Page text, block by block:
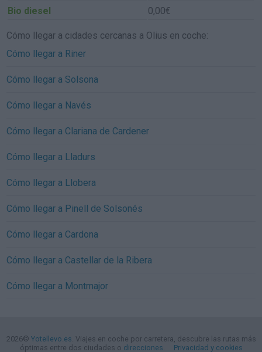
Bio diesel
0,00€
Cómo llegar a cidades cercanas a Olius en coche:
Cómo llegar a Riner
Cómo llegar a Solsona
Cómo llegar a Navés
Cómo llegar a Clariana de Cardener
Cómo llegar a Lladurs
Cómo llegar a Llobera
Cómo llegar a Pinell de Solsonés
Cómo llegar a Cardona
Cómo llegar a Castellar de la Ribera
Cómo llegar a Montmajor
2026© Yotellevo.es. Viajes en coche por carretera, descubre las rutas más
óptimas entre dos ciudades o direcciones. Privacidad y cookies